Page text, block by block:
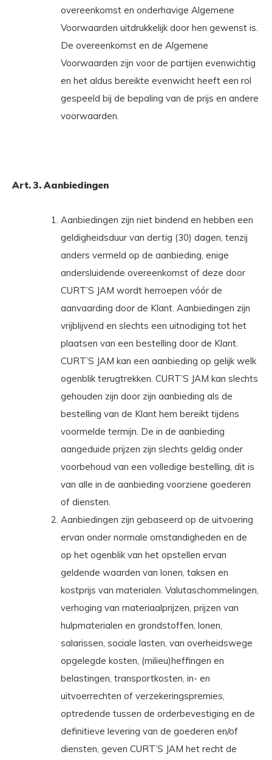
overeenkomst en onderhavige Algemene
Voorwaarden uitdrukkelijk door hen gewenst is.
De overeenkomst en de Algemene
Voorwaarden zijn voor de partijen evenwichtig
en het aldus bereikte evenwicht heeft een rol
gespeeld bij de bepaling van de prijs en andere
voorwaarden.
Art. 3. Aanbiedingen
Aanbiedingen zijn niet bindend en hebben een
geldigheidsduur van dertig (30) dagen, tenzij
anders vermeld op de aanbieding, enige
andersluidende overeenkomst of deze door
CURT’S JAM wordt herroepen vóór de
aanvaarding door de Klant. Aanbiedingen zijn
vrijblijvend en slechts een uitnodiging tot het
plaatsen van een bestelling door de Klant.
CURT’S JAM kan een aanbieding op gelijk welk
ogenblik terugtrekken. CURT’S JAM kan slechts
gehouden zijn door zijn aanbieding als de
bestelling van de Klant hem bereikt tijdens
voormelde termijn. De in de aanbieding
aangeduide prijzen zijn slechts geldig onder
voorbehoud van een volledige bestelling, dit is
van alle in de aanbieding voorziene goederen
of diensten.
Aanbiedingen zijn gebaseerd op de uitvoering
ervan onder normale omstandigheden en de
op het ogenblik van het opstellen ervan
geldende waarden van lonen, taksen en
kostprijs van materialen. Valutaschommelingen,
verhoging van materiaalprijzen, prijzen van
hulpmaterialen en grondstoffen, lonen,
salarissen, sociale lasten, van overheidswege
opgelegde kosten, (milieu)heffingen en
belastingen, transportkosten, in- en
uitvoerrechten of verzekeringspremies,
optredende tussen de orderbevestiging en de
definitieve levering van de goederen en/of
diensten, geven CURT’S JAM het recht de